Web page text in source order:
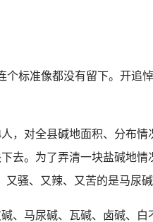
标准像都没有留下。开追
，对全县碱地面积、分布情
去。为了弄清一块盐碱地情
骚、又辣、又苦的是马尿
马尿碱、瓦碱、卤碱、白